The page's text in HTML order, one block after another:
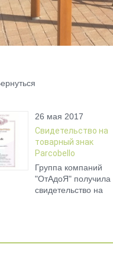
26 мая 2017
Свидетельство на
товарный знак
Parcobello
Группа компаний
"ОтАдоЯ" получила
свидетельство на